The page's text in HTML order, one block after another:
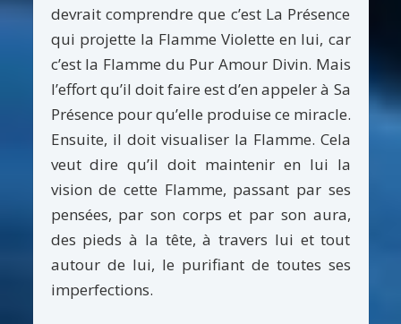
devrait comprendre que c’est La Présence
qui projette la Flamme Violette en lui, car
c’est la Flamme du Pur Amour Divin. Mais
l’effort qu’il doit faire est d’en appeler à Sa
Présence pour qu’elle produise ce miracle.
Ensuite, il doit visualiser la Flamme. Cela
veut dire qu’il doit maintenir en lui la
vision de cette Flamme, passant par ses
pensées, par son corps et par son aura,
des pieds à la tête, à travers lui et tout
autour de lui, le purifiant de toutes ses
imperfections.